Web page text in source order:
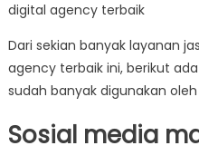
digital agency terbaik
Dari sekian banyak layanan
agency terbaik ini, berikut
sudah banyak digunakan
Sosial media